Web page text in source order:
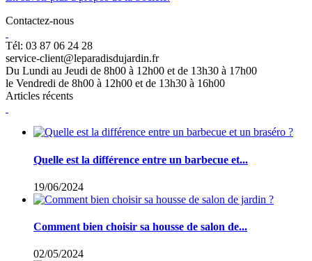
Contactez-nous
Tél: 03 87 06 24 28
service-client@leparadisdujardin.fr
Du Lundi au Jeudi de 8h00 à 12h00 et de 13h30 à 17h00
le Vendredi de 8h00 à 12h00 et de 13h30 à 16h00
Articles récents
Quelle est la différence entre un barbecue et...
19/06/2024
Comment bien choisir sa housse de salon de...
02/05/2024